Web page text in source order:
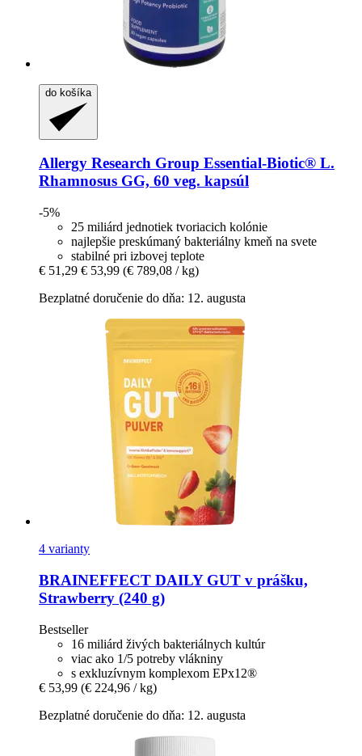
do košíka
Allergy Research Group Essential-​Biotic® L.
Rhamnosus GG, 60 veg. kapsúl
-5%
25 miliárd jednotiek tvoriacich kolónie
najlepšie preskúmaný bakteriálny kmeň na svete
stabilné pri izbovej teplote
€ 51,29 € 53,99 (€ 789,08 / kg)
Bezplatné doručenie do dňa: 12. augusta
4 varianty
BRAINEFFECT DAILY GUT v prášku,
Strawberry (240 g)
Bestseller
16 miliárd živých bakteriálnych kultúr
viac ako 1/5 potreby vlákniny
s exkluzívnym komplexom EPx12®
€ 53,99 (€ 224,96 / kg)
Bezplatné doručenie do dňa: 12. augusta